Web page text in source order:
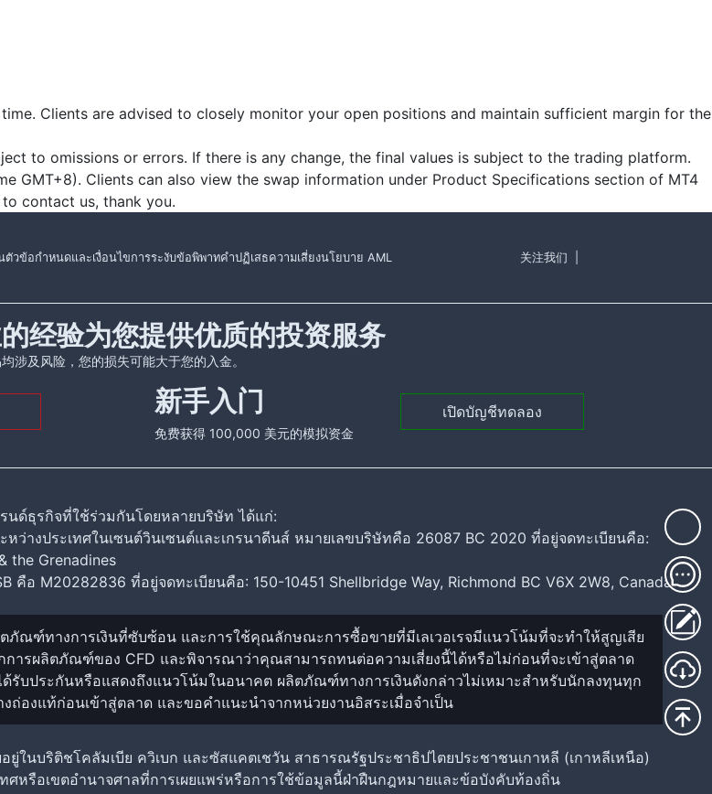
Clients are advised to closely monitor your open positions and maintain sufficient margin for the
to omissions or errors. If there is any change, the final values is subject to the trading platform.
GMT+8). Clients can also view the swap information under Product Specifications section of MT4
contact us, thank you.
ตัวข้อกำหนดและเงื่อนไขการระงับข้อพิพาทคำปฏิเสธความเสี่ยงนโยบาย AML 关注我们
经验为您提供优质的投资服务
涉及风险，您的损失可能大于您的入金。
新手入门
免费获得 100,000 美元的模拟资金
เปิดบัญชีทดลอง
รนด์ธุรกิจที่ใช้ร่วมกันโดยหลายบริษัท ได้แก่:
ว่างประเทศในเซนต์วินเซนต์และเกรนาดีนส์ หมายเลขบริษัทคือ 26087 BC 2020 ที่อยู่จดทะเบียนคือ:
the Grenadines
คือ M20282836 ที่อยู่จดทะเบียนคือ: 150-10451 Shellbridge Way, Richmond BC V6X 2W8, Canada
ภัณฑ์ทางการเงินที่ซับซ้อน และการใช้คุณลักษณะการซื้อขายที่มีเลเวอเรจมีแนวโน้มที่จะทำให้สูญเสีย
การผลิตภัณฑ์ของ CFD และพิจารณาว่าคุณสามารถทนต่อความเสี่ยงนี้ได้หรือไม่ก่อนที่จะเข้าสู่ตลาด
รับประกันหรือแสดงถึงแนวโน้มในอนาคต ผลิตภัณฑ์ทางการเงินดังกล่าวไม่เหมาะสำหรับนักลงทุนทุก
ถ่องแท้ก่อนเข้าสู่ตลาด และขอคำแนะนำจากหน่วยงานอิสระเมื่อจำเป็น
ในบริติชโคลัมเบีย ควิเบก และซัสแคตเชวัน สาธารณรัฐประชาธิปไตยประชาชนเกาหลี (เกาหลีเหนือ)
หรือเขตอำนาจศาลที่การเผยแพร่หรือการใช้ข้อมูลนี้ฝ่าฝืนกฎหมายและข้อบังคับท้องถิ่น